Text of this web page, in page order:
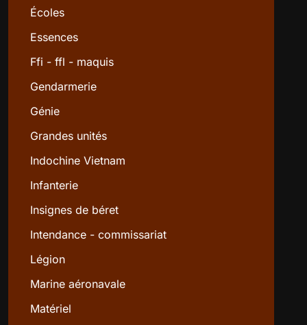
Écoles
Essences
Ffi - ffl - maquis
Gendarmerie
Génie
Grandes unités
Indochine Vietnam
Infanterie
Insignes de béret
Intendance - commissariat
Légion
Marine aéronavale
Matériel